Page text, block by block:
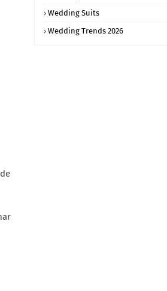
Wedding Suits
Wedding Trends 2026